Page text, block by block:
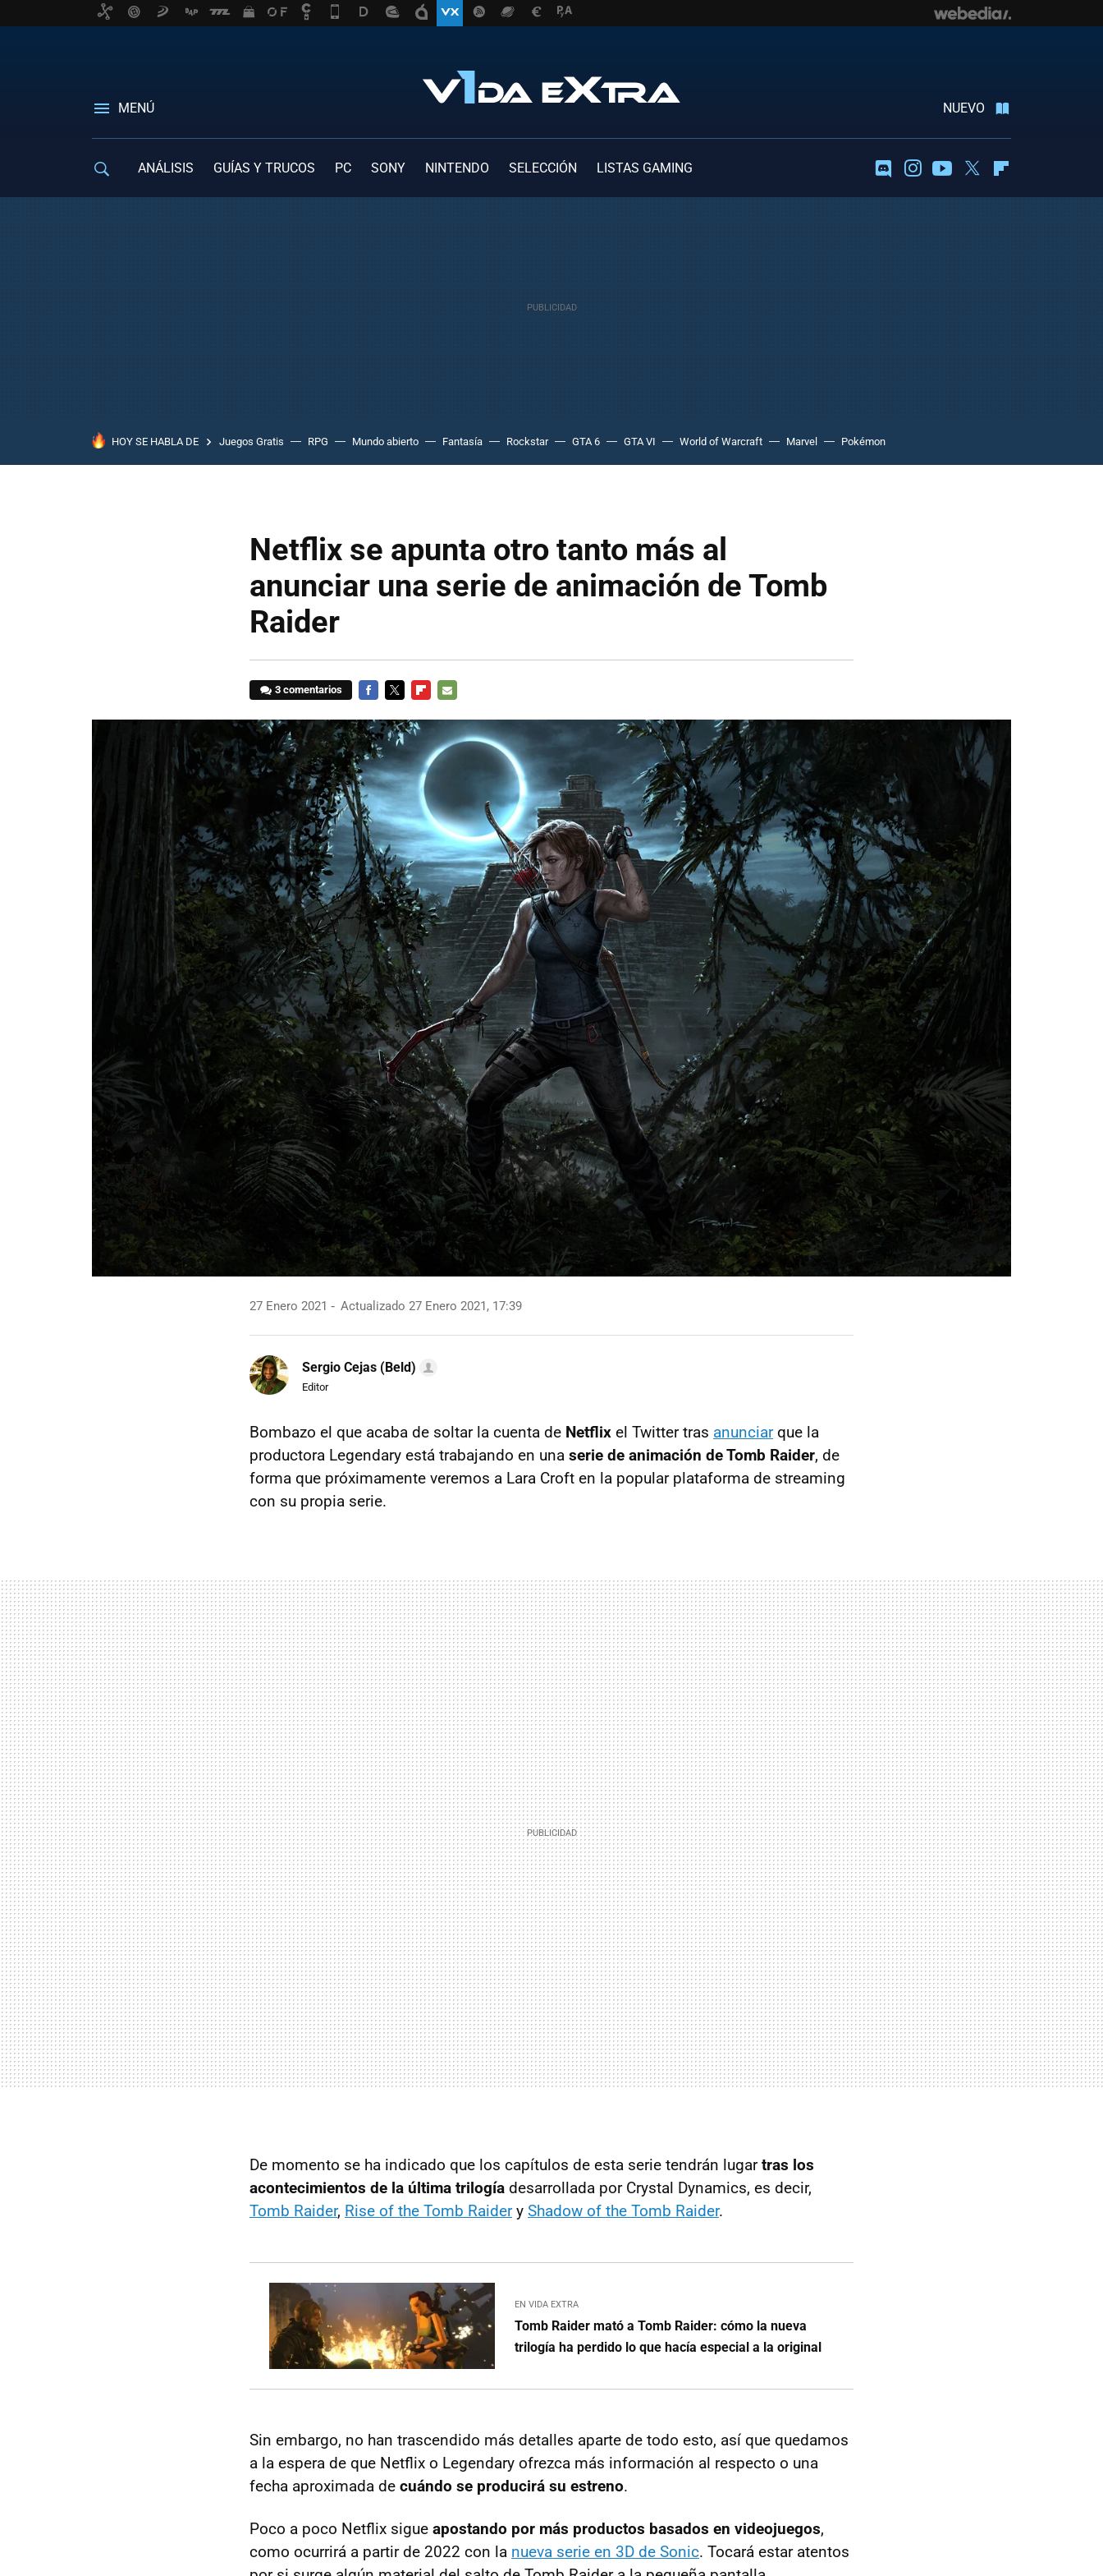
MENÚ NUEVO
ANÁLISIS GUÍAS Y TRUCOS PC SONY NINTENDO SELECCIÓN LISTAS GAMING DiscordInstagramYoutubeTwitter
HOY SE HABLA DE Juegos Gratis RPG Mundo abierto Fantasía Rockstar GTA 6 GTA VI World of Warcraft Marvel Pokémon
Netflix se apunta otro tanto más al
anunciar una serie de animación de Tomb
Raider
3 comentarios
27 Enero 2021 Actualizado 27 Enero 2021, 17:39
Sergio Cejas (Beld)
Editor
Bombazo el que acaba de soltar la cuenta de Netflix el Twitter tras anunciarque la
productora Legendary está trabajando en una serie de animación de Tomb Raider, de
forma que próximamente veremos a Lara Croft en la popular plataforma de streaming
con su propia serie.
De momento se ha indicado que los capítulos de esta serie tendrán lugartras los
acontecimientos de la última trilogía desarrollada por Crystal Dynamics, es decir,
Tomb Raider, Rise of the Tomb Raidery Shadow of the Tomb Raider.
EN VIDA EXTRA
Tomb Raider mató a Tomb Raider: cómo la nueva
trilogía ha perdido lo que hacía especial a la original
Sin embargo, no han trascendido más detalles aparte de todo esto, así que quedamos
a la espera de que Netflix o Legendary ofrezca más información al respecto o una
fecha aproximada de cuándo se producirá su estreno.
Poco a poco Netflix sigue apostando por más productos basados en videojuegos,
como ocurrirá a partir de 2022 con la nueva serie en 3D de Sonic. Tocará estar atentos